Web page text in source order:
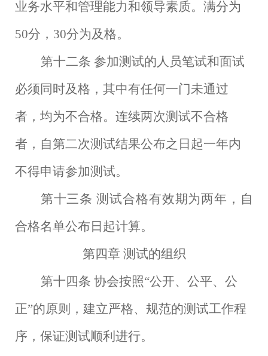
业务水平和管理能力和领导素质。满分为
50分，30分为及格。
第十二条 参加测试的人员笔试和面试
必须同时及格，其中有任何一门未通过
者，均为不合格。连续两次测试不合格
者，自第二次测试结果公布之日起一年内
不得申请参加测试。
第十三条 测试合格有效期为两年，自
合格名单公布日起计算。
第四章 测试的组织
第十四条 协会按照“公开、公平、公
正”的原则，建立严格、规范的测试工作程
序，保证测试顺利进行。